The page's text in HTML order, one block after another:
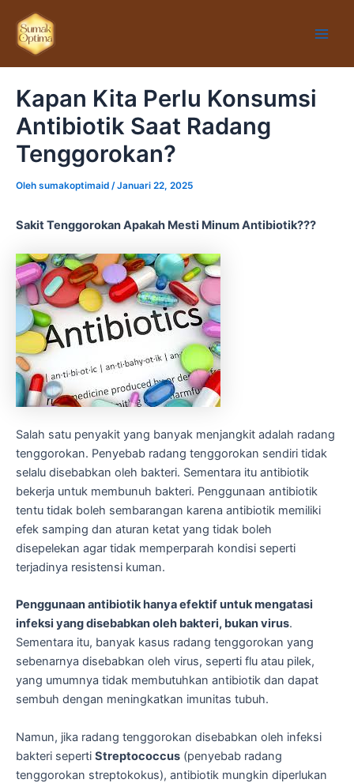
konten
Kapan Kita Perlu Konsumsi
Antibiotik Saat Radang
Tenggorokan?
Oleh sumakoptimaid /Januari 22, 2025
Sakit Tenggorokan Apakah Mesti Minum Antibiotik???
Salah satu penyakit yang banyak menjangkit adalah radang
tenggorokan. Penyebab radang tenggorokan sendiri tidak
selalu disebabkan oleh bakteri. Sementara itu antibiotik
bekerja untuk membunuh bakteri. Penggunaan antibiotik
tentu tidak boleh sembarangan karena antibiotik memiliki
efek samping dan aturan ketat yang tidak boleh
disepelekan agar tidak memperparah kondisi seperti
terjadinya resistensi kuman.
Penggunaan antibiotik hanya efektif untuk mengatasi
infeksi yang disebabkan oleh bakteri, bukan virus.
Sementara itu, banyak kasus radang tenggorokan yang
sebenarnya disebabkan oleh virus, seperti flu atau pilek,
yang umumnya tidak membutuhkan antibiotik dan dapat
sembuh dengan meningkatkan imunitas tubuh.
Namun, jika radang tenggorokan disebabkan oleh infeksi
bakteri seperti Streptococcus (penyebab radang
tenggorokan streptokokus), antibiotik mungkin diperlukan